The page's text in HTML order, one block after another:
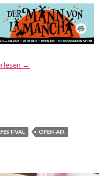
→
OPEN-AIR